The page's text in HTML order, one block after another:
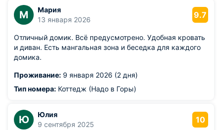
М
Мария
13 января 2026
9.7
Отличный домик. Всё предусмотрено. Удобная кровать
и диван. Есть мангальная зона и беседка для каждого
домика.
Проживание: 9 января 2026 (2 дня)
Тип номера: Коттедж (Надо в Горы)
Ю
Юлия
9 сентября 2025
10